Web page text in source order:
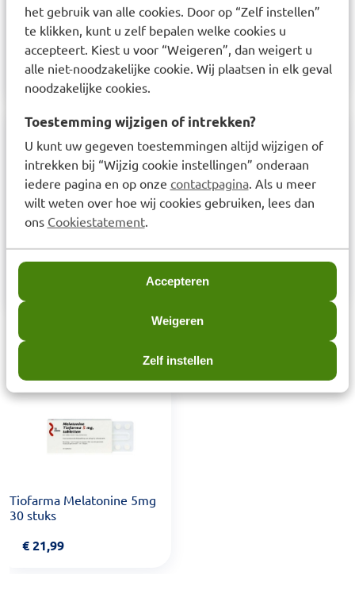
het gebruik van alle cookies. Door op “Zelf instellen”
te klikken, kunt u zelf bepalen welke cookies u
accepteert. Kiest u voor “Weigeren”, dan weigert u
alle niet-noodzakelijke cookie. Wij plaatsen in elk geval
noodzakelijke cookies.
Toestemming wijzigen of intrekken?
U kunt uw gegeven toestemmingen altijd wijzigen of
intrekken bij “Wijzig cookie instellingen” onderaan
iedere pagina en op onze contactpagina. Als u meer
wilt weten over hoe wij cookies gebruiken, lees dan
ons Cookiestatement.
Accepteren
Weigeren
Zelf instellen
Samenstelling
De werkzame stof in dit middel is melatonine. De
andere stoffen (hulpstoffen) in dit middel zijn:
gesilificeerde microkristallijne cellulose,
lactosemonohydraat, natriumzetmeel glycolaat
Laatst bekeken items
Tiofarma Melatonine 5mg
30 stuks
€21,99